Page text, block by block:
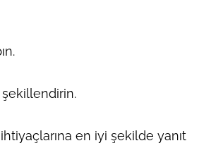
en iyi şekilde yanıt